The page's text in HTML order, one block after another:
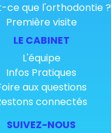
ce que l'orthodontie ?
Première visite
LE CABINET
L'équipe
Infos Pratiques
aux questions
connectés
SUIVEZ-NOUS